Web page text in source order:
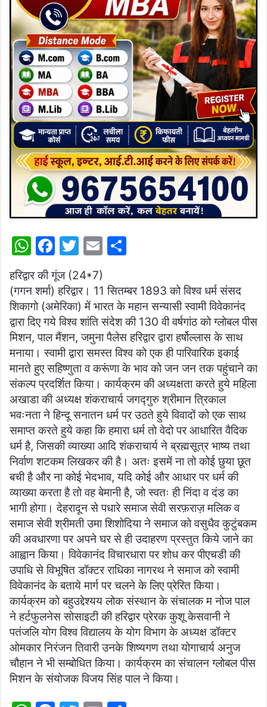
W
at
s
A
p
p
F
a
c
e
b
o
o
k
T
itt
er
E
ai
l
ar
e
हरिद्वार की गूंज (24*7)
(गगन शर्मा) हरिद्वार। 11 सितम्बर 1893 को विश्व धर्म संसद
शिकागो (अमेरिका) में भारत के महान सन्यासी स्वामी विवेकानंद
द्वारा दिए गये विश्व शांति संदेश की 130 वी वर्षगांठ को ग्लोबल पीस
मिशन, पाल मैंशन, जमुना पैलेस हरिद्वार द्वारा हर्षोल्लास के साथ
मनाया। स्वामी द्वारा समस्त विश्व को एक ही पारिवारिक इकाई
मानते हुए सहिष्णुता व करूंणा के भाव को जन जन तक पहुंचाने का
संकल्प प्रदर्शित किया। कार्यक्रम की अध्यक्षता करते हुये महिला
अखाडा की अध्यक्ष शंकराचार्य जगद्गुरु श्रीमान त्रिकाल
भवःनता ने हिन्दू सनातन धर्म पर उठते हुये विवादों को एक साथ
समाप्त करते हुये कहा कि हमारा धर्म तो वेदो पर आधारित वैदिक
धर्म है, जिसकी व्याख्या आदि शंकराचार्य ने ब्रह्मसूत्र भाष्य तथा
निर्वाण शटकम लिखकर की है। अतः इसमें ना तो कोई छुया छूत
बची है और ना कोई भेदभाव, यदि कोई और आधार पर धर्म की
व्याख्या करता है तो वह बेमानी है, जो स्वतः ही निंदा व दंड का
भागी होगा। देहरादून से पधारे समाज सेवी सरफ़राज़ मलिक व
समाज सेवी श्रीमती उमा शिशोदिया ने समाज को वसुधैव कुटुंबकम
की अवधारणा पर अपने घर से ही उदाहरण प्रस्तुत किये जाने का
आह्वान किया। विवेकानंद विचारधारा पर शोध कर पीएचडी की
उपाधि से विभूषित डॉक्टर राधिका नागरथ ने समाज को स्वामी
विवेकानंद के बताये मार्ग पर चलने के लिए प्रेरित किया।
कार्यक्रम को बहुउद्देश्यय लोक संस्थान के संचालक म नोज पाल
ने हर्टफुलनेस सोसाइटी की हरिद्वार प्रेरक कुशू केसवानी ने
पतंजलि योग विश्व विद्यालय के योग विभाग के अध्यक्ष डॉक्टर
ओमकार निरंजन तिवारी उनके शिष्यगण तथा योगाचार्य अनुज
चौहान ने भी सम्बोधित किया। कार्यक्रम का संचालन ग्लोबल पीस
मिशन के संयोजक विजय सिंह पाल ने किया।